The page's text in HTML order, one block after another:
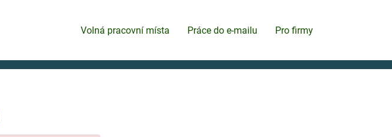
Volná pracovní místa Práce do e-mailu Pro firmy